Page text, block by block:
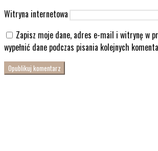
Witryna internetowa
Zapisz moje dane, adres e-mail i witrynę w
wypełnić dane podczas pisania kolejnych